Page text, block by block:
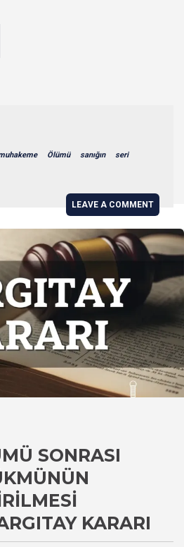
Ölümü sanığın seri
LEAVE A COMMENT
SONRASI
KARARI